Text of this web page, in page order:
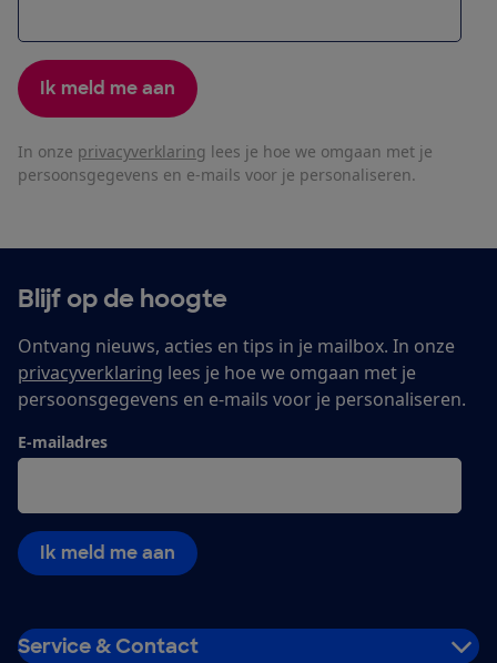
Ik meld me aan
In onze privacyverklaring lees je hoe we omgaan met je
persoonsgegevens en e-mails voor je personaliseren.
Blijf op de hoogte
Ontvang nieuws, acties en tips in je mailbox. In onze
privacyverklaring lees je hoe we omgaan met je
persoonsgegevens en e-mails voor je personaliseren.
E-mailadres
Ik meld me aan
Service & Contact